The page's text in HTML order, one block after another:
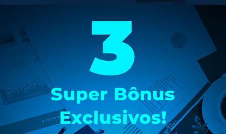
3
Super Bônus
Exclusivos!